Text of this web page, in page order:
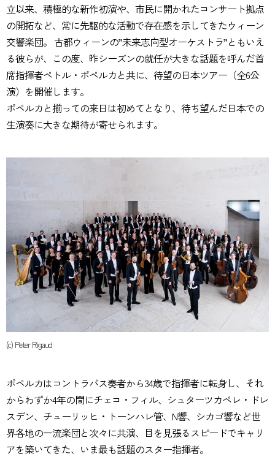
立以来、積極的な新作初演や、市民に開かれたコンサート拠点
の開拓など、常に先駆的な活動で存在感を示してきたウィーン
交響楽団。 古都ウィーンの”未来志向型オーケストラ”ともいえ
る彼らが、この度、昨シーズンの就任が大きな話題を呼んだ首
席指揮者ペトル・ポペルカと共に、待望の日本ツアー（全6公
演）を開催します。
ポペルカと揃っての来日は初めてとなり、待ち望んだ日本での
生演奏に大きな期待が寄せられます。
(c) Peter Rigaud
ポペルカはコントラバス奏者から34歳で指揮者に転身し、それ
からわずか4年の間にチェコ・フィル、シュターツカペレ・ドレ
スデン、チューリッヒ・トーンハレ管、N響、シカゴ響など世
界各地の一流楽団と次々に共演、目を見張るスピードでキャリ
アを築いてきた、いま最も話題のスター指揮者。